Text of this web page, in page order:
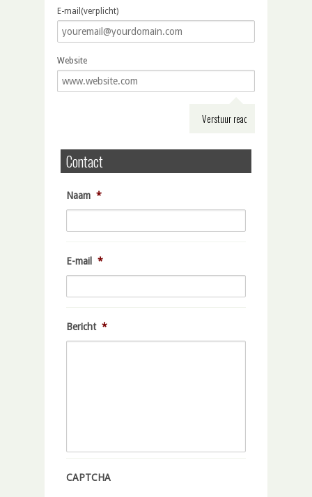
E-mail(verplicht)
Website
Contact
Naam *
E-mail *
Bericht *
CAPTCHA